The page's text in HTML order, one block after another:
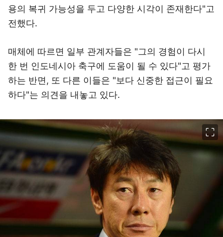
용의 복귀 가능성을 두고 다양한 시각이 존재한다"고
전했다.
매체에 따르면 일부 관계자들은 "그의 경험이 다시
한 번 인도네시아 축구에 도움이 될 수 있다"고 평가
하는 반면, 또 다른 이들은 "보다 신중한 접근이 필요
하다"는 의견을 내놓고 있다.